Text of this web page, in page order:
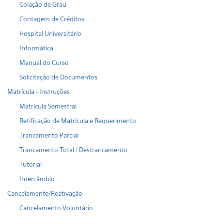
Colação de Grau
Contagem de Créditos
Hospital Universitário
Informática
Manual do Curso
Solicitação de Documentos
Matrícula - Instruções
Matrícula Semestral
Retificação de Matrícula e Requerimento
Trancamento Parcial
Trancamento Total / Destrancamento
Tutorial
Intercâmbio
Cancelamento/Reativação
Cancelamento Voluntário